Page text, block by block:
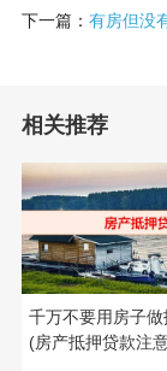
下一篇： 有房但没
相关推荐
千万不要用房子做
(房产抵押贷款注